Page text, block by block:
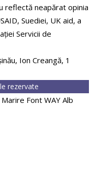
reflectă neapărat opinia
Suediei, UK aid, a
Servicii de
Ion Creangă, 1
rezervate
Marire Font WAY Alb